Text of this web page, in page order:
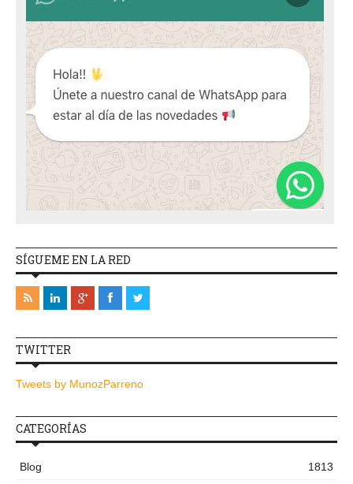
SÍGUEME EN LA RED
TWITTER
Tweets by MunozParreno
CATEGORÍAS
Blog
1813